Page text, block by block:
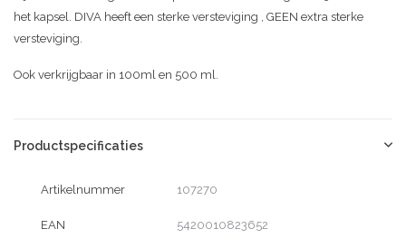
het kapsel. DIVA heeft een sterke versteviging , GEEN extra sterke
versteviging.
Ook verkrijgbaar in 100ml en 500 ml.
Productspecificaties
Artikelnummer 107270
EAN 5420010823652